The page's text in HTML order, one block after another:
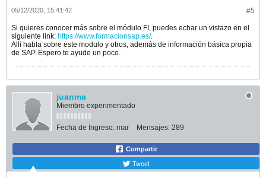
#5
05/12/2020, 15:41:42
Si quieres conocer más sobre el módulo FI, puedes echar un vistazo en el
siguiente link: https://www.formacionsap.es/.
Allí habla sobre este modulo y otros, además de información básica propia
de SAP. Espero te ayude un poco.
juanma
Miembro experimentado
Fecha de Ingreso: mar Mensajes: 289
Compartir
Tweet